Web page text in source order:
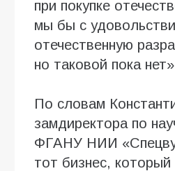
при покупке
мы бы с
отечественную
но таковой пока
По словам
замдиректора по
ФГАНУ НИИ
тот бизнес,